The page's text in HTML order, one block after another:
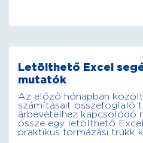
Letölthető Excel
mutatók
Az előző hónapban
számításait összefoglaló
árbevételhez
össze egy letölthető
praktikus formázási trükk